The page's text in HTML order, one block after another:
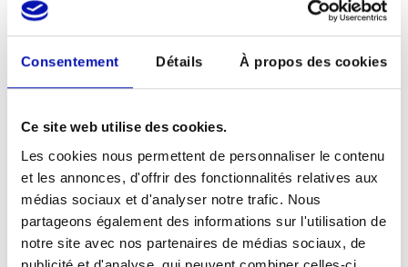
Consentement Détails À propos des cookies
Ce site web utilise des cookies.
Les cookies nous permettent de personnaliser le contenu
et les annonces, d'offrir des fonctionnalités relatives aux
médias sociaux et d'analyser notre trafic. Nous
partageons également des informations sur l'utilisation de
notre site avec nos partenaires de médias sociaux, de
Après-midi
découverte :
visite d’un
céramique
Lire la suite
14.04.2025